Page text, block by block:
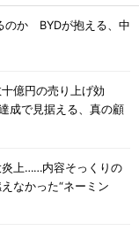
のか BYDが抱える、中
億円の売り上げ効
成で見据える、真の顧
上……内容そっくりの
なかった“ネーミン